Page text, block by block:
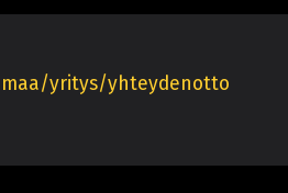
yritys/yhteydenotto